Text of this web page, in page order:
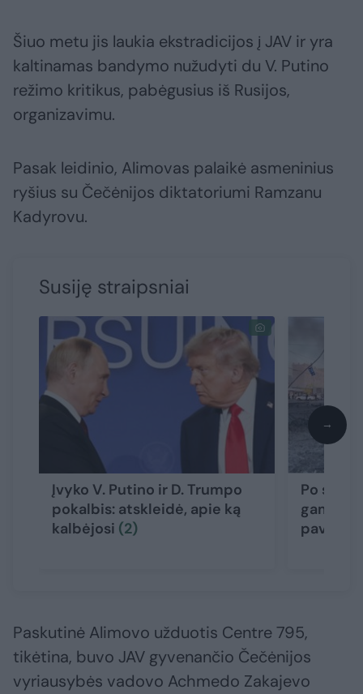
Šiuo metu jis laukia ekstradicijos į JAV ir yra
kaltinamas bandymo nužudyti du V. Putino
režimo kritikus, pabėgusius iš Rusijos,
organizavimu.
Pasak leidinio, Alimovas palaikė asmeninius
ryšius su Čečėnijos diktatoriumi Ramzanu
Kadyrovu.
Susiję straipsniai
Įvyko V. Putino ir D. Trumpo
pokalbis: atskleidė, apie ką
kalbėjosi (2)
Po
→
Paskutinė Alimovo užduotis Centre 795,
tikėtina, buvo JAV gyvenančio Čečėnijos
vyriausybės vadovo Achmedo Zakajevo